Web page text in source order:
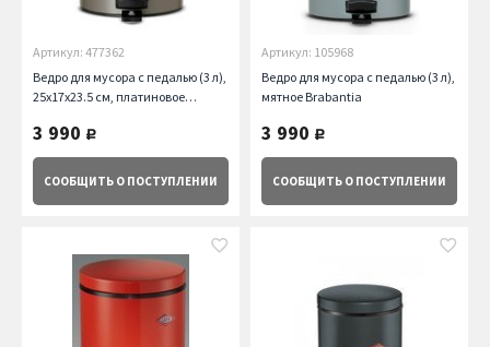
Артикул: 477362
Ведро для мусора с педалью (3 л),
25х17х23.5 см, платиновое
3 990 руб.
СООБЩИТЬ О ПОСТУПЛЕНИИ
Артикул: 105968
Ведро для мусора с педалью (3 л),
мятное Brabantia
3 990 руб.
СООБЩИТЬ О ПОСТУПЛЕНИИ